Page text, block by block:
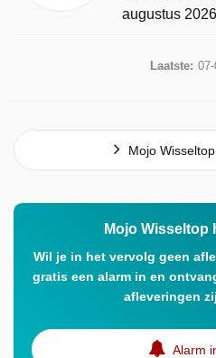
augustus
Laatste:
Mojo
Mojo Wisseltop
Wil je in het vervolg geen
gratis een alarm in en
afleveringen
Alarm